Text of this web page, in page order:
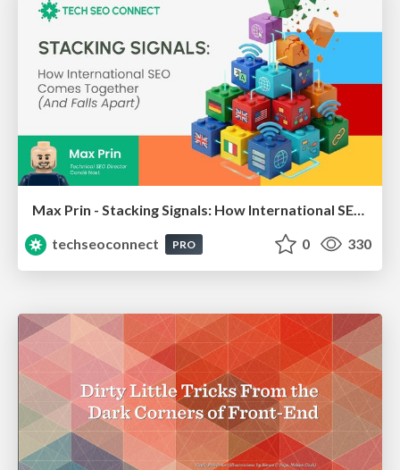
techseoconnect
PRO 0 330